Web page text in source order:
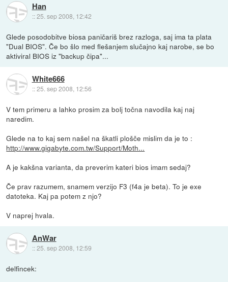
Han
::25. sep 2008, 12:42
Glede posodobitve biosa paničariš brez razloga, saj ima ta plata
"Dual BIOS". Če bo šlo med flešanjem slučajno kaj narobe, se bo
aktiviral BIOS iz "backup čipa"...
White666
::25. sep 2008, 12:56
V tem primeru a lahko prosim za bolj točna navodila kaj naj
naredim.
Glede na to kaj sem našel na škatli plošče mislim da je to :
http://www.gigabyte.com.tw/Support/Moth...
A je kakšna varianta, da preverim kateri bios imam sedaj?
Če prav razumem, snamem verzijo F3 (f4a je beta). To je exe
datoteka. Kaj pa potem z njo?
V naprej hvala.
AnWar
::25. sep 2008, 12:59
delfincek: